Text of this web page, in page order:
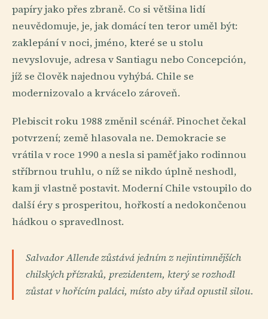
papíry jako přes zbraně. Co si většina lidí
neuvědomuje, je, jak domácí ten teror uměl být:
zaklepání v noci, jméno, které se u stolu
nevyslovuje, adresa v Santiagu nebo Concepción,
jíž se člověk najednou vyhýbá. Chile se
modernizovalo a krvácelo zároveň.
Plebiscit roku 1988 změnil scénář. Pinochet čekal
potvrzení; země hlasovala ne. Demokracie se
vrátila v roce 1990 a nesla si paměť jako rodinnou
stříbrnou truhlu, o níž se nikdo úplně neshodl,
kam ji vlastně postavit. Moderní Chile vstoupilo do
další éry s prosperitou, hořkostí a nedokončenou
hádkou o spravedlnost.
Salvador Allende zůstává jedním z nejintimnějších
chilských přízraků, prezidentem, který se rozhodl
zůstat v hořícím paláci, místo aby úřad opustil silou.